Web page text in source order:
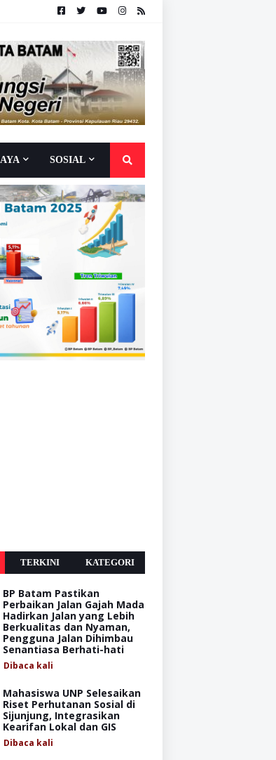
SOSIAL
TERKINI KATEGORI
BP Batam Pastikan
Perbaikan Jalan Gajah Mada
Hadirkan Jalan yang Lebih
Berkualitas dan Nyaman,
Pengguna Jalan Dihimbau
Senantiasa Berhati-hati
Dibaca kali
Mahasiswa UNP Selesaikan
Riset Perhutanan Sosial di
Sijunjung, Integrasikan
Kearifan Lokal dan GIS
Dibaca kali